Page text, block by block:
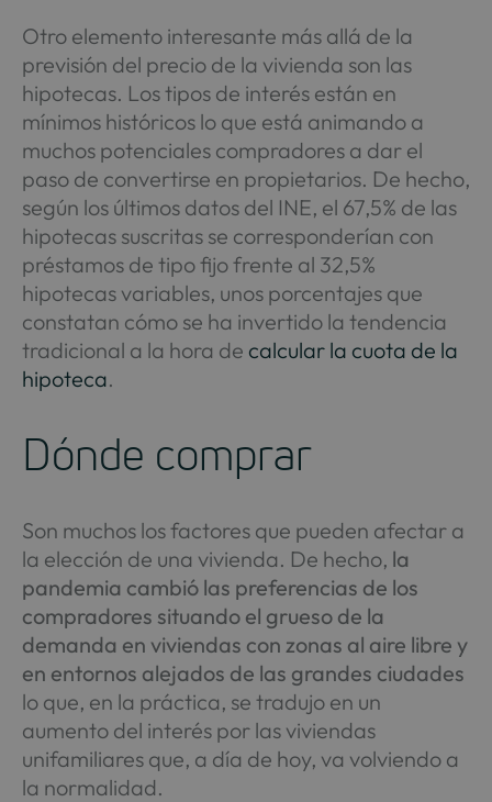
Otro elemento interesante más allá de la
previsión del precio de la vivienda son las
hipotecas. Los tipos de interés están en
mínimos históricos lo que está animando a
muchos potenciales compradores a dar el
paso de convertirse en propietarios. De hecho,
según los últimos datos del INE, el 67,5% de las
hipotecas suscritas se corresponderían con
préstamos de tipo fijo frente al 32,5%
hipotecas variables, unos porcentajes que
constatan cómo se ha invertido la tendencia
tradicional a la hora de calcular la cuota de la
hipoteca.
Dónde comprar
Son muchos los factores que pueden afectar a
la elección de una vivienda. De hecho, la
pandemia cambió las preferencias de los
compradores situando el grueso de la
demanda en viviendas con zonas al aire libre y
en entornos alejados de las grandes ciudades
lo que, en la práctica, se tradujo en un
aumento del interés por las viviendas
unifamiliares que, a día de hoy, va volviendo a
la normalidad.